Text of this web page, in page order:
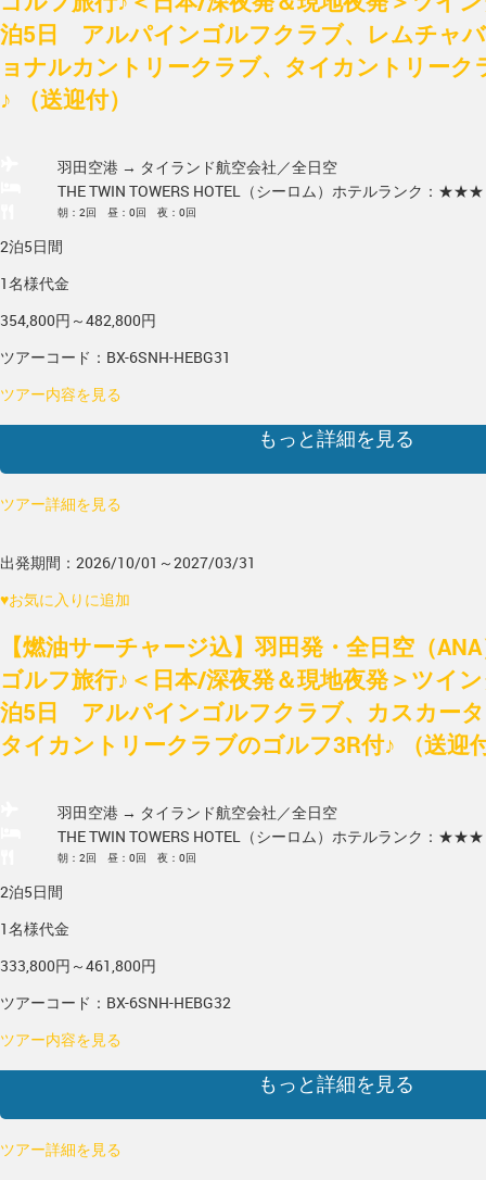
泊5日 アルパインゴルフクラブ、レムチャ
ョナルカントリークラブ、タイカントリーク
♪ （送迎付）
羽田空港 → タイランド航空会社／全日空
THE TWIN TOWERS HOTEL（シーロム） ホテルランク：★★★
朝：2回 昼：0回 夜：0回
2泊5日間
1名様代金
354,800円～482,800円
ツアーコード：BX-6SNH-HEBG31
ツアー内容を見る
もっと詳細を見る
ツアー詳細を見る
出発期間：2026/10/01～2027/03/31
♥お気に入りに追加
【燃油サーチャージ込】羽田発・全日空（
ゴルフ旅行♪＜日本/深夜発＆現地夜発＞ツイ
泊5日 アルパインゴルフクラブ、カスカー
タイカントリークラブのゴルフ3R付♪ （送迎
羽田空港 → タイランド航空会社／全日空
THE TWIN TOWERS HOTEL（シーロム） ホテルランク：★★★
朝：2回 昼：0回 夜：0回
2泊5日間
1名様代金
333,800円～461,800円
ツアーコード：BX-6SNH-HEBG32
ツアー内容を見る
もっと詳細を見る
ツアー詳細を見る